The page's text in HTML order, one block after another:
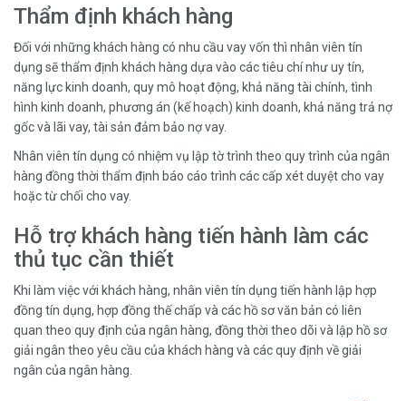
Thẩm định khách hàng
Đối với những khách hàng có nhu cầu vay vốn thì nhân viên tín
dụng sẽ thẩm định khách hàng dựa vào các tiêu chí như uy tín,
năng lực kinh doanh, quy mô hoạt động, khả năng tài chính, tình
hình kinh doanh, phương án (kế hoạch) kinh doanh, khả năng trả nợ
gốc và lãi vay, tài sản đảm bảo nợ vay.
Nhân viên tín dụng có nhiệm vụ lập tờ trình theo quy trình của ngân
hàng đồng thời thẩm định báo cáo trình các cấp xét duyệt cho vay
hoặc từ chối cho vay.
Hỗ trợ khách hàng tiến hành làm các
thủ tục cần thiết
Khi làm việc với khách hàng, nhân viên tín dụng tiến hành lập hợp
đồng tín dụng, hợp đồng thế chấp và các hồ sơ văn bản có liên
quan theo quy định của ngân hàng, đồng thời theo dõi và lập hồ sơ
giải ngân theo yêu cầu của khách hàng và các quy định về giải
ngân của ngân hàng.